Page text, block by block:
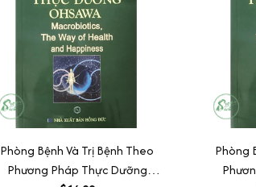
Phòng Bệnh Và Trị Bệnh Theo
Phương Pháp Thực Dưỡng
Phòng